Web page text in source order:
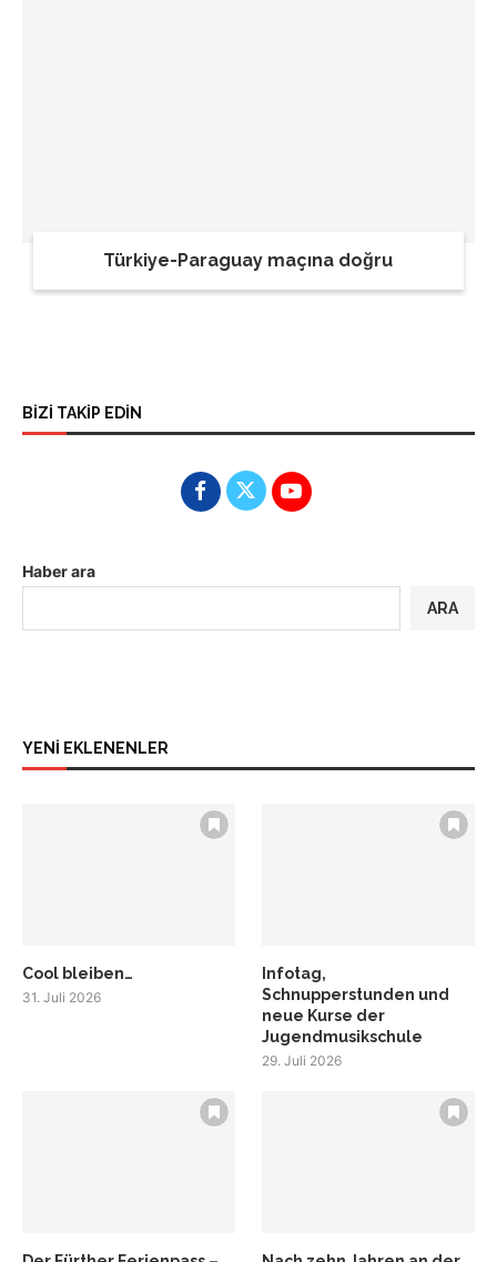
Türkiye-Paraguay maçına doğru
BİZİ TAKİP EDİN
Haber ara
ARA
YENİ EKLENENLER
Cool bleiben…
31. Juli 2026
Infotag,
Schnupperstunden und
neue Kurse der
Jugendmusikschule
29. Juli 2026